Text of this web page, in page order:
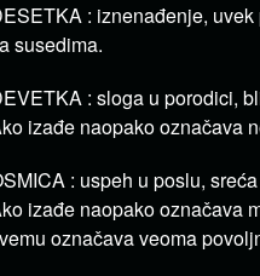
: iznenađenje,
susedima.
: sloga u porodici,
izađe naopako označava
: uspeh u poslu,
izađe naopako označava
označava veoma